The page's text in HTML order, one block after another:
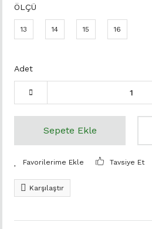
ÖLÇÜ
13 14 15 16
Adet
Sepete Ekle
Tavsiye Et
Karşılaştır